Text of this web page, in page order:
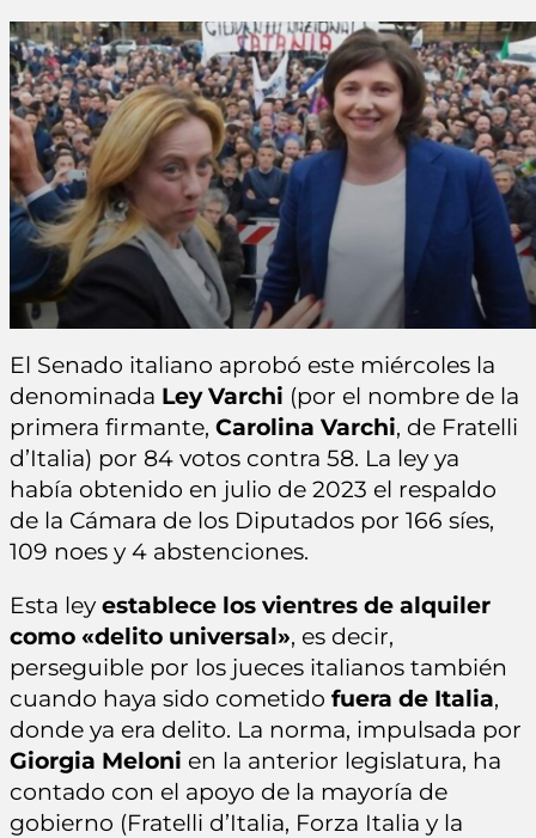
El Senado italiano aprobó este miércoles la
denominada Ley Varchi (por el nombre de la
primera firmante, Carolina Varchi, de Fratelli
d’Italia) por 84 votos contra 58. La ley ya
había obtenido en julio de 2023 el respaldo
de la Cámara de los Diputados por 166 síes,
109 noes y 4 abstenciones.
Esta ley establece los vientres de alquiler
como «delito universal», es decir,
perseguible por los jueces italianos también
cuando haya sido cometido fuera de Italia,
donde ya era delito. La norma, impulsada por
Giorgia Meloni en la anterior legislatura, ha
contado con el apoyo de la mayoría de
gobierno (Fratelli d’Italia, Forza Italia y la